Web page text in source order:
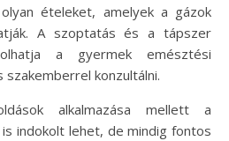
ételeket, amelyek a gázok
A szoptatás és a tápszer
a gyermek emésztési
konzultálni.
alkalmazása mellett a
indokolt lehet, de mindig fontos